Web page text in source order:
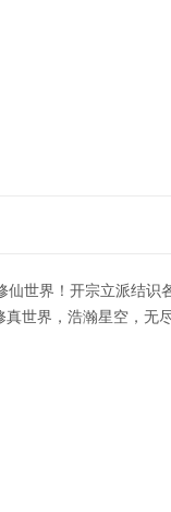
世界！开宗立派结识
世界，浩瀚星空，无